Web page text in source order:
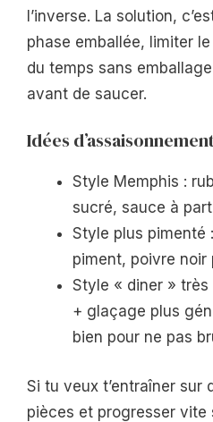
l’inverse. La solution,
phase emballée, limiter
du temps sans
avant de saucer.
Idées
Style Memphis :
sucré, sauce à
Style plus pimenté
piment, poivre noir
Style « diner »
+ glaçage plus
bien pour ne pas
Si tu veux t’entraîner sur
pièces et progresser vite